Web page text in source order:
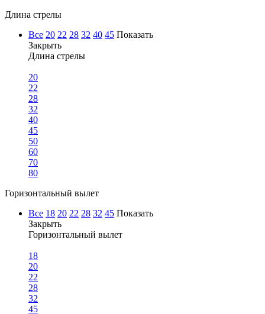
Длина стрелы
Все 20 22 28 32 40 45 Показать
Закрыть
Длина стрелы
20
22
28
32
40
45
50
60
70
80
Горизонтальный вылет
Все 18 20 22 28 32 45 Показать
Закрыть
Горизонтальный вылет
18
20
22
28
32
45